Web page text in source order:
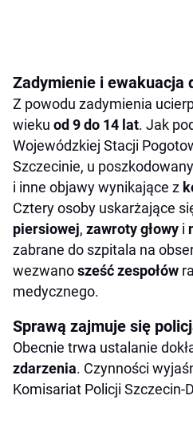
Zadymienie i ewakuacja
Z powodu zadymienia
wieku od 9 do 14 lat. Jak
Wojewódzkiej Stacji
Szczecinie, u
i inne objawy wynikające z
Cztery osoby uskarżające
piersiowej, zawroty głowy i
zabrane do szpitala na
wezwanosześć zespołów
medycznego.
Sprawą zajmuje się
Obecnie trwa ustalanie
zdarzenia. Czynności
Komisariat Policji Szczecin-